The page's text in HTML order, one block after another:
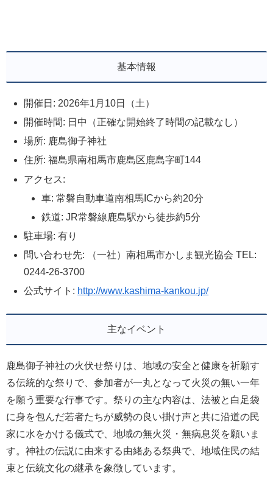
基本情報
開催日: 2026年1月10日（土）
開催時間: 日中（正確な開始終了時間の記載なし）
場所: 鹿島御子神社
住所: 福島県南相馬市鹿島区鹿島字町144
アクセス:
車: 常磐自動車道南相馬ICから約20分
鉄道: JR常磐線鹿島駅から徒歩約5分
駐車場: 有り
問い合わせ先: （一社）南相馬市かしま観光協会 TEL:
0244-26-3700
公式サイト: http://www.kashima-kankou.jp/
主なイベント
鹿島御子神社の火伏せ祭りは、地域の安全と健康を祈願す
る伝統的な祭りで、参加者が一丸となって火災の無い一年
を願う重要な行事です。祭りの主な内容は、法被と白足袋
に身を包んだ若者たちが威勢の良い掛け声と共に沿道の民
家に水をかける儀式で、地域の無火災・無病息災を願いま
す。神社の伝説に由来する由緒ある祭典で、地域住民の結
束と伝統文化の継承を象徴しています。